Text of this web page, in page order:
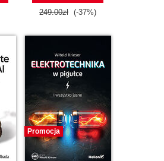
249.00zł (-37%)
Promocja